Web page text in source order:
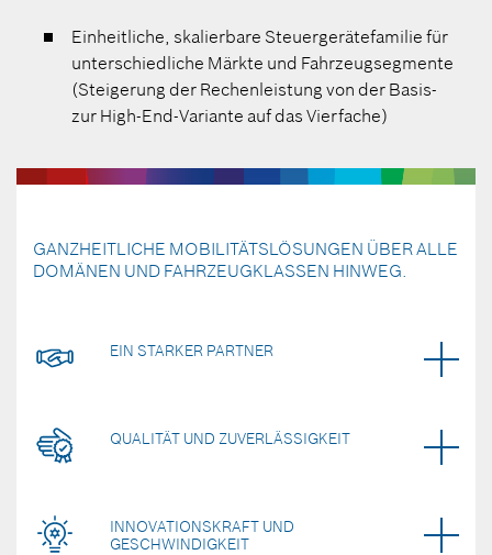
Einheitliche, skalierbare Steuergerätefamilie für
unterschiedliche Märkte und Fahrzeugsegmente
(Steigerung der Rechenleistung von der Basis-
zur High-End-Variante auf das Vierfache)
GANZHEITLICHE MOBILITÄTSLÖSUNGEN ÜBER ALLE
DOMÄNEN UND FAHRZEUGKLASSEN HINWEG.
EIN STARKER PARTNER
QUALITÄT UND ZUVERLÄSSIGKEIT
INNOVATIONSKRAFT UND
GESCHWINDIGKEIT